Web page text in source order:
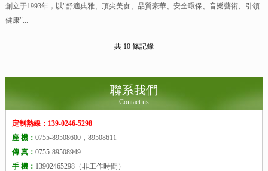
創立于1993年，以"舒適典雅、頂尖美食、品質豪華、安全環保、音樂藝術、引領
健康"...
共 10 條記錄
聯系我們
Contact us
定制熱線：139-0246-5298
座 機： 0755-89508600，89508611
傳 真： 0755-89508949
手 機： 13902465298（非工作時間）